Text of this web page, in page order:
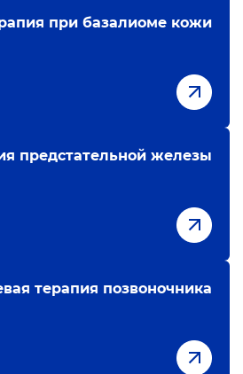
при базалиоме кожи
предстательной железы
терапия позвоночника